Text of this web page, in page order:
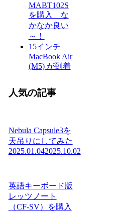
MABT102S
を購入 な
かなか良い
～！
15インチ
MacBook Air
(M5) が到着
人気の記事
Nebula Capsule3を
天吊りにしてみた
2025.01.042025.10.02
英語キーボード版
レッツノート
（CF-SV）を購入